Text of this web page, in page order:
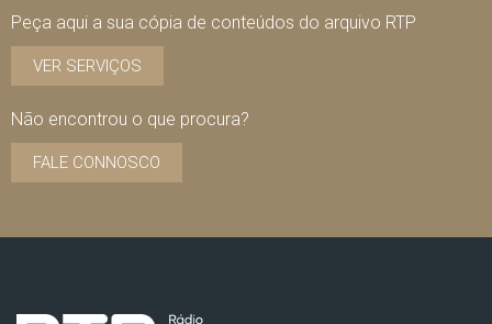
Peça aqui a sua cópia de conteúdos do arquivo RTP
VER SERVIÇOS
Não encontrou o que procura?
FALE CONNOSCO